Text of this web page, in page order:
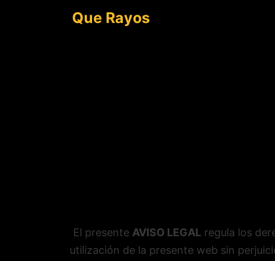
Que Rayos
El presente AVISO LEGALregula los
utilización de la presente web sin